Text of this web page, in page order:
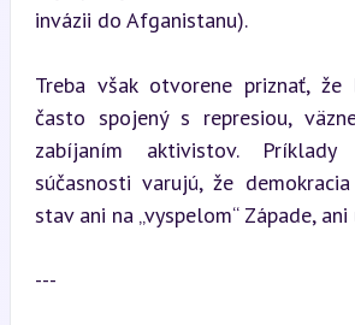
invázii do Afganistanu).
Treba však otvorene priznať,
často spojený s represiou,
zabíjaním aktivistov.
súčasnosti varujú, že
stav ani na „vyspelom“ Západe, ani
---